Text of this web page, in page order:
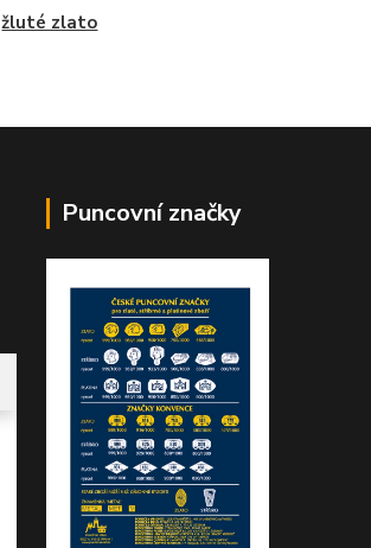
žluté zlato
Puncovní značky